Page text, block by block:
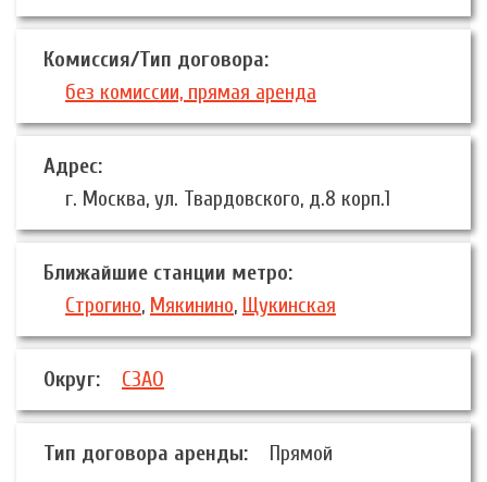
Комиссия/Тип договора:
без комиссии, прямая аренда
Адрес:
г. Москва, ул. Твардовского, д.8 корп.1
Ближайшие станции метро:
Строгино, Мякинино, Щукинская
Округ: СЗАО
Тип договора аренды: Прямой